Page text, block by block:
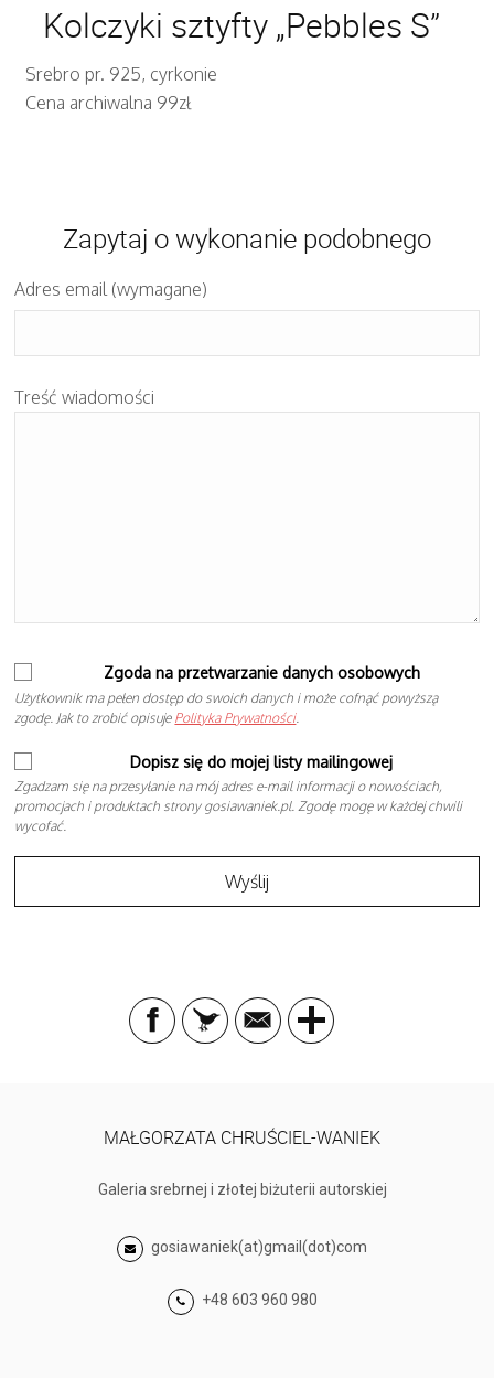
Kolczyki sztyfty „Pebbles S”
Srebro pr. 925, cyrkonie
Cena archiwalna 99zł
Zapytaj o wykonanie podobnego
Adres email (wymagane)
Treść wiadomości
Zgoda na przetwarzanie danych osobowych
Użytkownik ma pełen dostęp do swoich danych i może cofnąć powyższą
zgodę. Jak to zrobić opisuje Polityka Prywatności.
Dopisz się do mojej listy mailingowej
Zgadzam się na przesyłanie na mój adres e-mail informacji o nowościach,
promocjach i produktach strony gosiawaniek.pl. Zgodę mogę w każdej chwili
wycofać.
MAŁGORZATA CHRUŚCIEL-WANIEK
Galeria srebrnej i złotej biżuterii autorskiej
gosiawaniek(at)gmail(dot)com
+48 603 960 980